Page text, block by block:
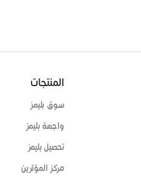
المنتجات
سوق بليمز
واجهة بليمز
تحصيل بليمز
مركز المؤثرين